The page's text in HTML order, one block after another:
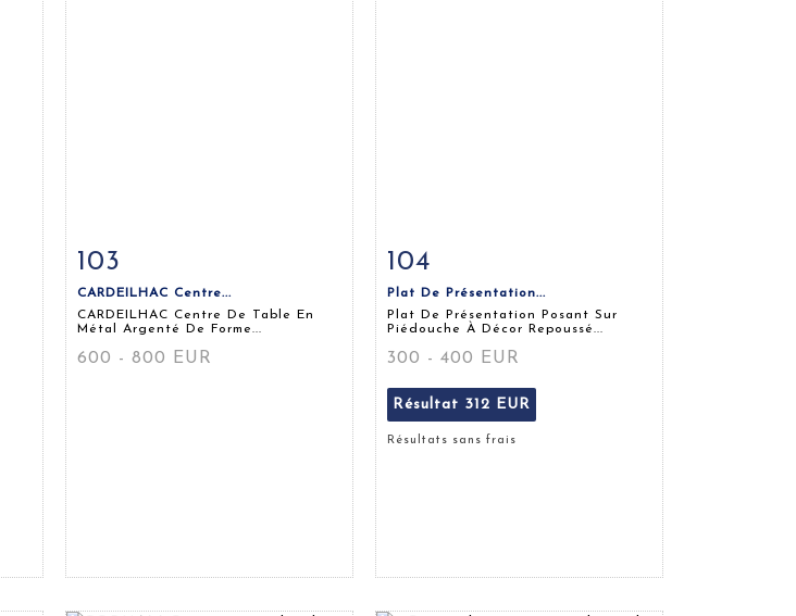
Fiche détaillée
103
CARDEILHAC Centre...
CARDEILHAC Centre De Table En
Métal Argenté De Forme...
600 - 800 EUR
Fiche détaillée
104
Plat De Présentation...
Plat De Présentation Posant Sur
Piédouche À Décor Repoussé...
300 - 400 EUR
Résultat 312 EUR
Résultats sans frais